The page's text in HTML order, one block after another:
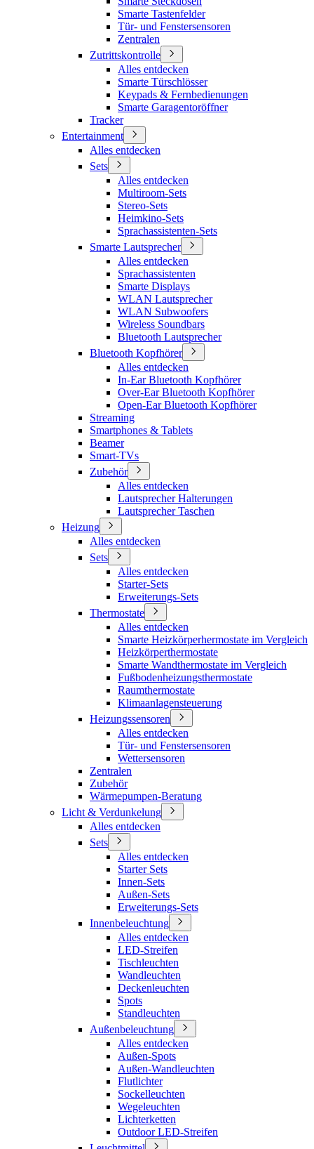
Smarte Tastenfelder
Tür- und Fenstersensoren
Zentralen
Zutrittskontrolle
Alles entdecken
Smarte Türschlösser
Keypads & Fernbedienungen
Smarte Garagentoröffner
Tracker
Entertainment
Alles entdecken
Sets
Alles entdecken
Multiroom-Sets
Stereo-Sets
Heimkino-Sets
Sprachassistenten-Sets
Smarte Lautsprecher
Alles entdecken
Sprachassistenten
Smarte Displays
WLAN Lautsprecher
WLAN Subwoofers
Wireless Soundbars
Bluetooth Lautsprecher
Bluetooth Kopfhörer
Alles entdecken
In-Ear Bluetooth Kopfhörer
Over-Ear Bluetooth Kopfhörer
Open-Ear Bluetooth Kopfhörer
Streaming
Smartphones & Tablets
Beamer
Smart-TVs
Zubehör
Alles entdecken
Lautsprecher Halterungen
Lautsprecher Taschen
Heizung
Alles entdecken
Sets
Alles entdecken
Starter-Sets
Erweiterungs-Sets
Thermostate
Alles entdecken
Smarte Heizkörperhermostate im Vergleich
Heizkörperthermostate
Smarte Wandthermostate im Vergleich
Fußbodenheizungsthermostate
Raumthermostate
Klimaanlagensteuerung
Heizungssensoren
Alles entdecken
Tür- und Fenstersensoren
Wettersensoren
Zentralen
Zubehör
Wärmepumpen-Beratung
Licht & Verdunkelung
Alles entdecken
Sets
Alles entdecken
Starter Sets
Innen-Sets
Außen-Sets
Erweiterungs-Sets
Innenbeleuchtung
Alles entdecken
LED-Streifen
Tischleuchten
Wandleuchten
Deckenleuchten
Spots
Standleuchten
Außenbeleuchtung
Alles entdecken
Außen-Spots
Außen-Wandleuchten
Flutlichter
Sockelleuchten
Wegeleuchten
Lichterketten
Outdoor LED-Streifen